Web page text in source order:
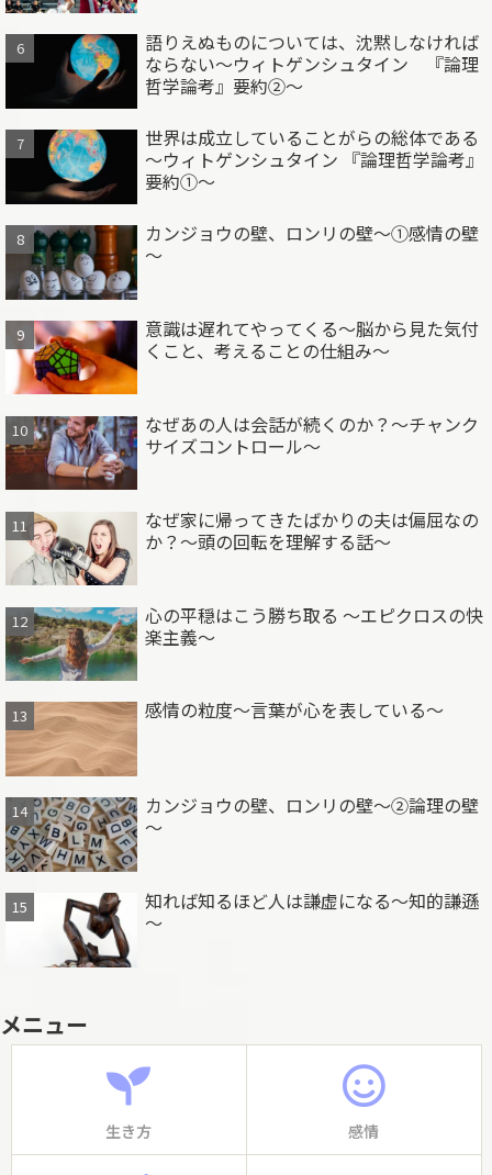
語りえぬものについては、沈黙しなければ
ならない～ウィトゲンシュタイン 『論理
哲学論考』要約②～
世界は成立していることがらの総体である
～ウィトゲンシュタイン 『論理哲学論考』
要約①～
カンジョウの壁、ロンリの壁～①感情の壁
～
意識は遅れてやってくる～脳から見た気付
くこと、考えることの仕組み～
なぜあの人は会話が続くのか？～チャンク
サイズコントロール～
なぜ家に帰ってきたばかりの夫は偏屈なの
か？～頭の回転を理解する話～
心の平穏はこう勝ち取る ～エピクロスの快
楽主義～
感情の粒度～言葉が心を表している～
カンジョウの壁、ロンリの壁～②論理の壁
～
知れば知るほど人は謙虚になる～知的謙遜
～
メニュー
生き方 感情